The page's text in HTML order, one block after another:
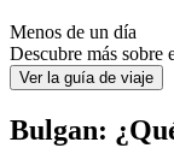
Menos de un día
Descubre más sobre
Ver la guía de viaje
Bulgan: